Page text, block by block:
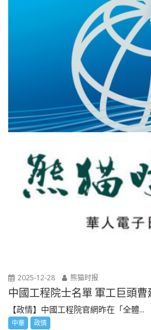
2025-12-28 熊猫时报
中國工程院士名單 軍工巨頭曹
【政情】中國工程院官網昨在「全體...
中華 政情